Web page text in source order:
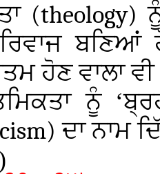
(theology)
ਹੋਣ ਵਾਲਾ
ਨੂੰ
ਦਾ ਨਾਮ